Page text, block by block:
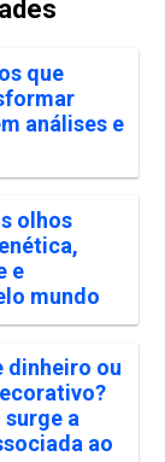
que
análises e
olhos
e
mundo
dinheiro ou
a
ao